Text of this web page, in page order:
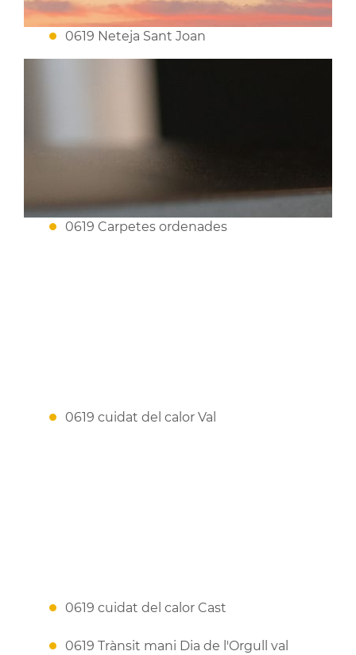
0619 Neteja Sant Joan
0619 Carpetes ordenades
0619 cuidat del calor Val
0619 cuidat del calor Cast
0619 Trànsit mani Dia de l'Orgull val